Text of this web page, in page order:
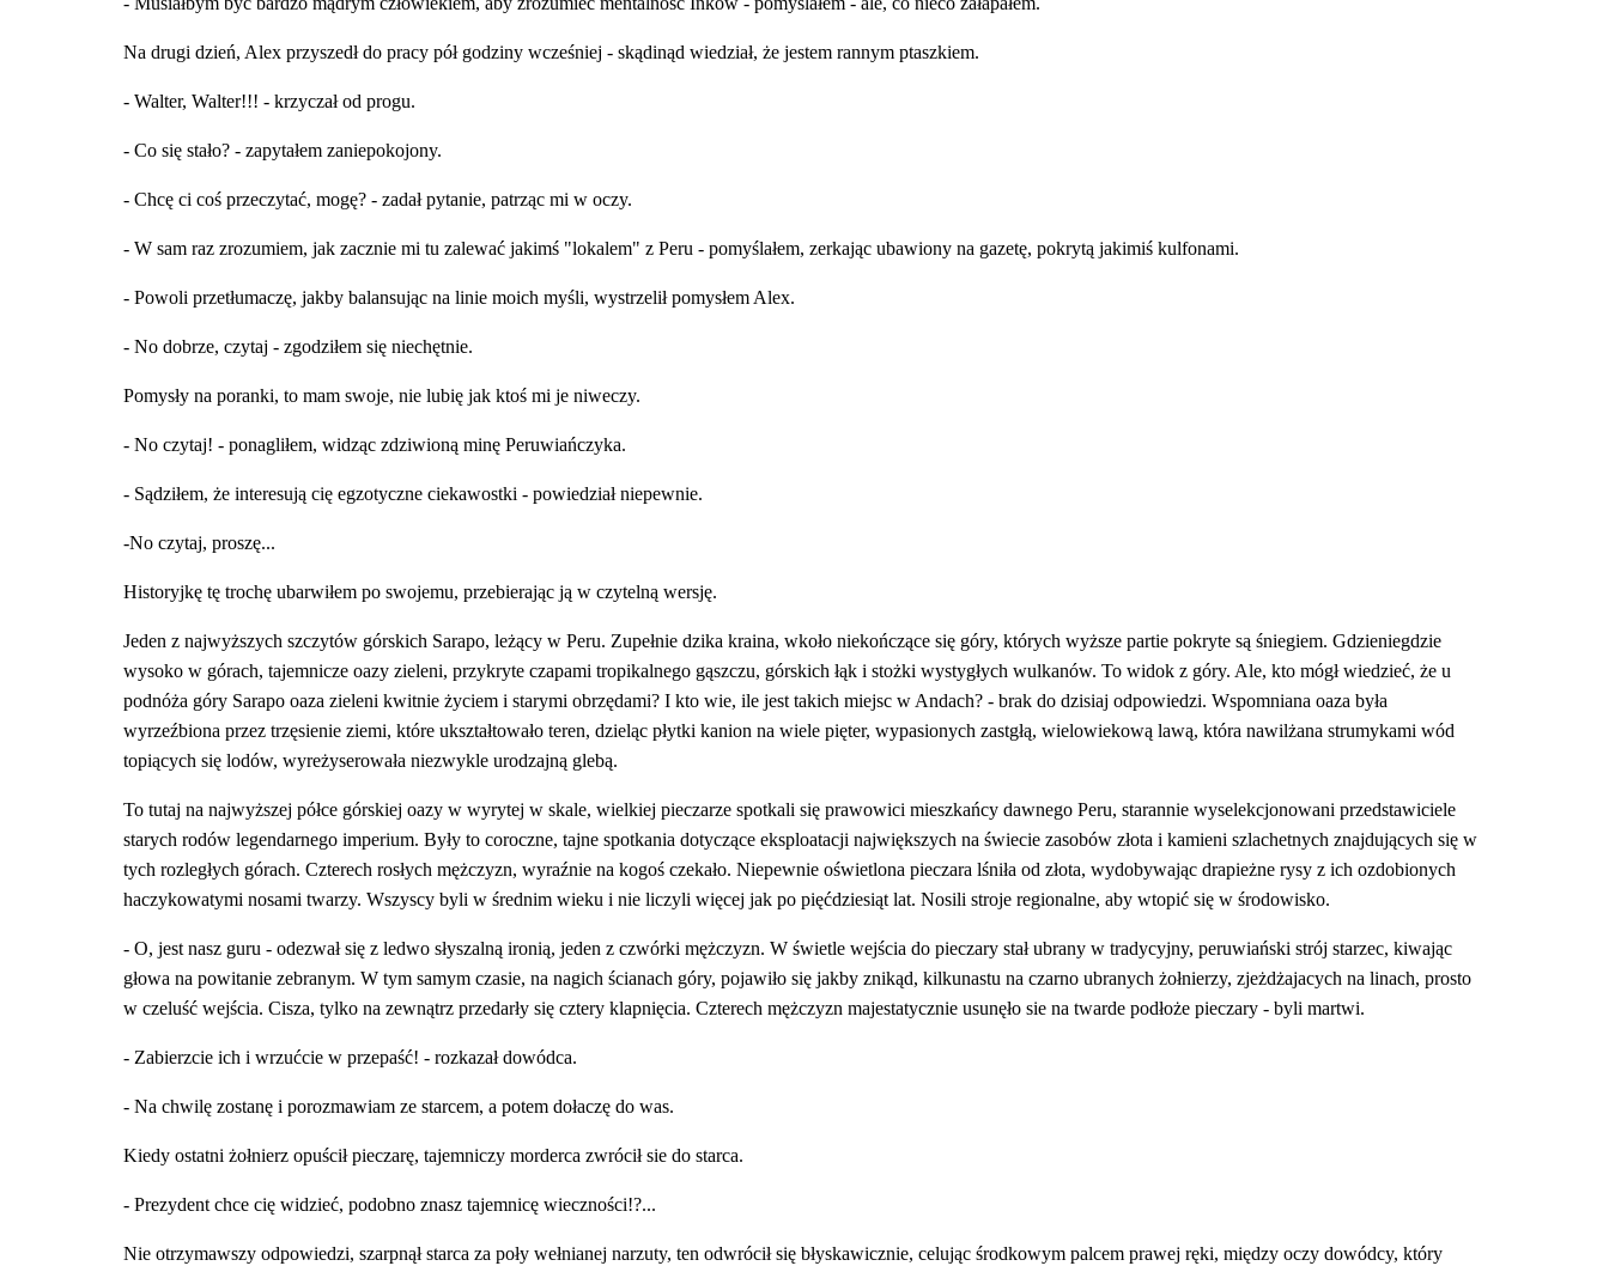
Na drugi dzień, Alex przyszedł do pracy pół godziny wcześniej - skądinąd wiedział, że jestem rannym ptaszkiem.
- Walter, Walter!!! - krzyczał od progu.
- Co się stało? - zapytałem zaniepokojony.
- Chcę ci coś przeczytać, mogę? - zadał pytanie, patrząc mi w oczy.
- W sam raz zrozumiem, jak zacznie mi tu zalewać jakimś "lokalem" z Peru - pomyślałem, zerkając ubawiony na gazetę, pokrytą jakimiś kulfonami.
- Powoli przetłumaczę, jakby balansując na linie moich myśli, wystrzelił pomysłem Alex.
- No dobrze, czytaj - zgodziłem się niechętnie.
Pomysły na poranki, to mam swoje, nie lubię jak ktoś mi je niweczy.
- No czytaj! - ponagliłem, widząc zdziwioną minę Peruwiańczyka.
- Sądziłem, że interesują cię egzotyczne ciekawostki - powiedział niepewnie.
-No czytaj, proszę...
Historyjkę tę trochę ubarwiłem po swojemu, przebierając ją w czytelną wersję.
Jeden z najwyższych szczytów górskich Sarapo, leżący w Peru. Zupełnie dzika kraina, wkoło niekończące się góry, których wyższe partie pokryte są śniegiem. Gdzieniegdzie
wysoko w górach, tajemnicze oazy zieleni, przykryte czapami tropikalnego gąszczu, górskich łąk i stożki wystygłych wulkanów. To widok z góry. Ale, kto mógł wiedzieć, że u
podnóża góry Sarapo oaza zieleni kwitnie życiem i starymi obrzędami? I kto wie, ile jest takich miejsc w Andach? - brak do dzisiaj odpowiedzi. Wspomniana oaza była
wyrzeźbiona przez trzęsienie ziemi, które ukształtowało teren, dzieląc płytki kanion na wiele pięter, wypasionych zastgłą, wielowiekową lawą, która nawilżana strumykami wód
topiących się lodów, wyreżyserowała niezwykle urodzajną glebą.
To tutaj na najwyższej półce górskiej oazy w wyrytej w skale, wielkiej pieczarze spotkali się prawowici mieszkańcy dawnego Peru, starannie wyselekcjonowani przedstawiciele
starych rodów legendarnego imperium. Były to coroczne, tajne spotkania dotyczące eksploatacji największych na świecie zasobów złota i kamieni szlachetnych znajdujących się w
tych rozległych górach. Czterech rosłych mężczyzn, wyraźnie na kogoś czekało. Niepewnie oświetlona pieczara lśniła od złota, wydobywając drapieżne rysy z ich ozdobionych
haczykowatymi nosami twarzy. Wszyscy byli w średnim wieku i nie liczyli więcej jak po pięćdziesiąt lat. Nosili stroje regionalne, aby wtopić się w środowisko.
- O, jest nasz guru - odezwał się z ledwo słyszalną ironią, jeden z czwórki mężczyzn. W świetle wejścia do pieczary stał ubrany w tradycyjny, peruwiański strój starzec, kiwając
głowa na powitanie zebranym. W tym samym czasie, na nagich ścianach góry, pojawiło się jakby znikąd, kilkunastu na czarno ubranych żołnierzy, zjeżdżajacych na linach, prosto
w czeluść wejścia. Cisza, tylko na zewnątrz przedarły się cztery klapnięcia. Czterech mężczyzn majestatycznie usunęło sie na twarde podłoże pieczary - byli martwi.
- Zabierzcie ich i wrzućcie w przepaść! - rozkazał dowódca.
- Na chwilę zostanę i porozmawiam ze starcem, a potem dołaczę do was.
Kiedy ostatni żołnierz opuścił pieczarę, tajemniczy morderca zwrócił sie do starca.
- Prezydent chce cię widzieć, podobno znasz tajemnicę wieczności!?...
Nie otrzymawszy odpowiedzi, szarpnął starca za poły wełnianej narzuty, ten odwrócił się błyskawicznie, celując środkowym palcem prawej ręki, między oczy dowódcy, który